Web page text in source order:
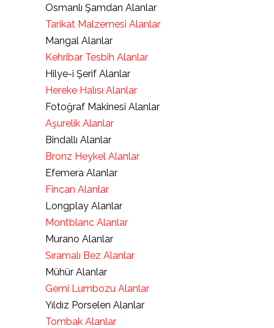
Osmanlı Şamdan Alanlar
Tarikat Malzemesi Alanlar
Mangal Alanlar
Kehribar Tesbih Alanlar
Hilye-i Şerif Alanlar
Hereke Halısı Alanlar
Fotoğraf Makinesi Alanlar
Aşurelik Alanlar
Bindallı Alanlar
Bronz Heykel Alanlar
Efemera Alanlar
Fincan Alanlar
Longplay Alanlar
Montblanc Alanlar
Murano Alanlar
Sıramalı Bez Alanlar
Mühür Alanlar
Gemi Lumbozu Alanlar
Yıldız Porselen Alanlar
Tombak Alanlar